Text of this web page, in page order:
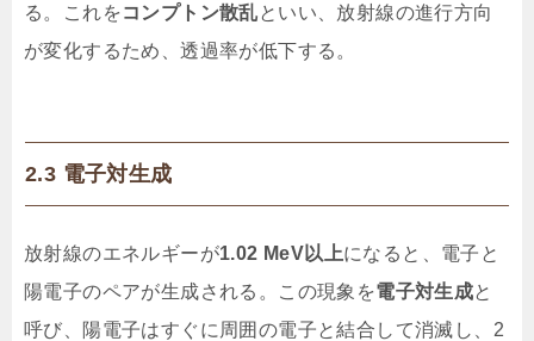
る。これをコンプトン散乱といい、放射線の進行方向
が変化するため、透過率が低下する。
2.3 電子対生成
放射線のエネルギーが1.02 MeV以上になると、電子と
陽電子のペアが生成される。この現象を電子対生成と
呼び、陽電子はすぐに周囲の電子と結合して消滅し、2